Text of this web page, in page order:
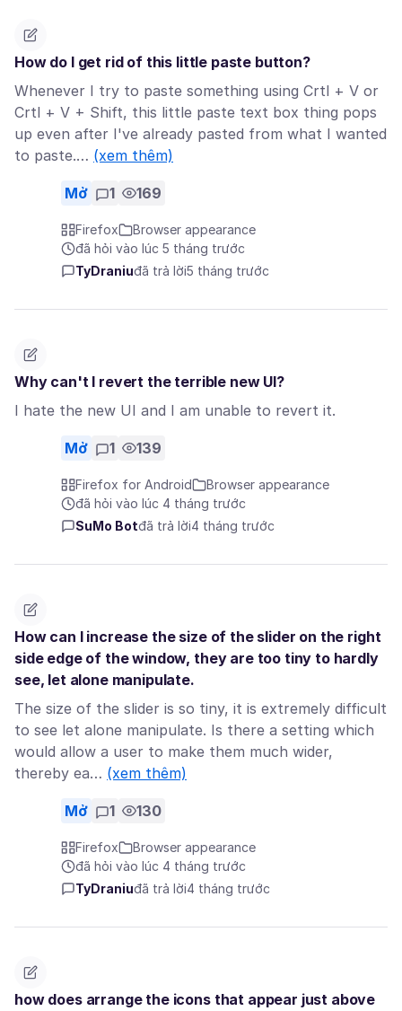
How do I get rid of this little paste button?
Whenever I try to paste something using Crtl + V or
Crtl + V + Shift, this little paste text box thing pops
up even after I've already pasted from what I wanted
to paste.… (xem thêm)
Mở 1 169
Firefox
Browser appearance
đã hỏi vào lúc 5 tháng trước
TyDraniuđã trả lời5 tháng trước
Why can't I revert the terrible new UI?
I hate the new UI and I am unable to revert it.
Mở 1 139
Firefox for Android
Browser appearance
đã hỏi vào lúc 4 tháng trước
SuMo Botđã trả lời4 tháng trước
How can I increase the size of the slider on the right
side edge of the window, they are too tiny to hardly
see, let alone manipulate.
The size of the slider is so tiny, it is extremely difficult
to see let alone manipulate. Is there a setting which
would allow a user to make them much wider,
thereby ea… (xem thêm)
Mở 1 130
Firefox
Browser appearance
đã hỏi vào lúc 4 tháng trước
TyDraniuđã trả lời4 tháng trước
how does arrange the icons that appear just above